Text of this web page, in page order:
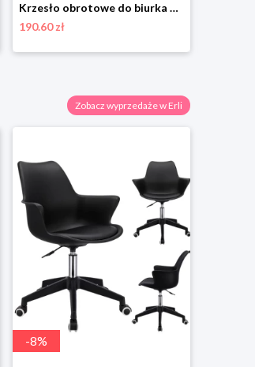
Krzesło obrotowe do biurka dziecka ucznia toaletki regulowane welur różowe
190.60 zł
Zobacz wyprzedaże w Erli
-8%